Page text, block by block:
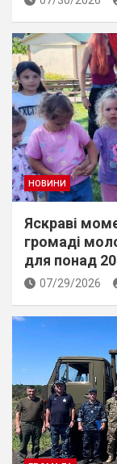
НОВИНИ
Яскраві
громаді
для понад
07/29/2026